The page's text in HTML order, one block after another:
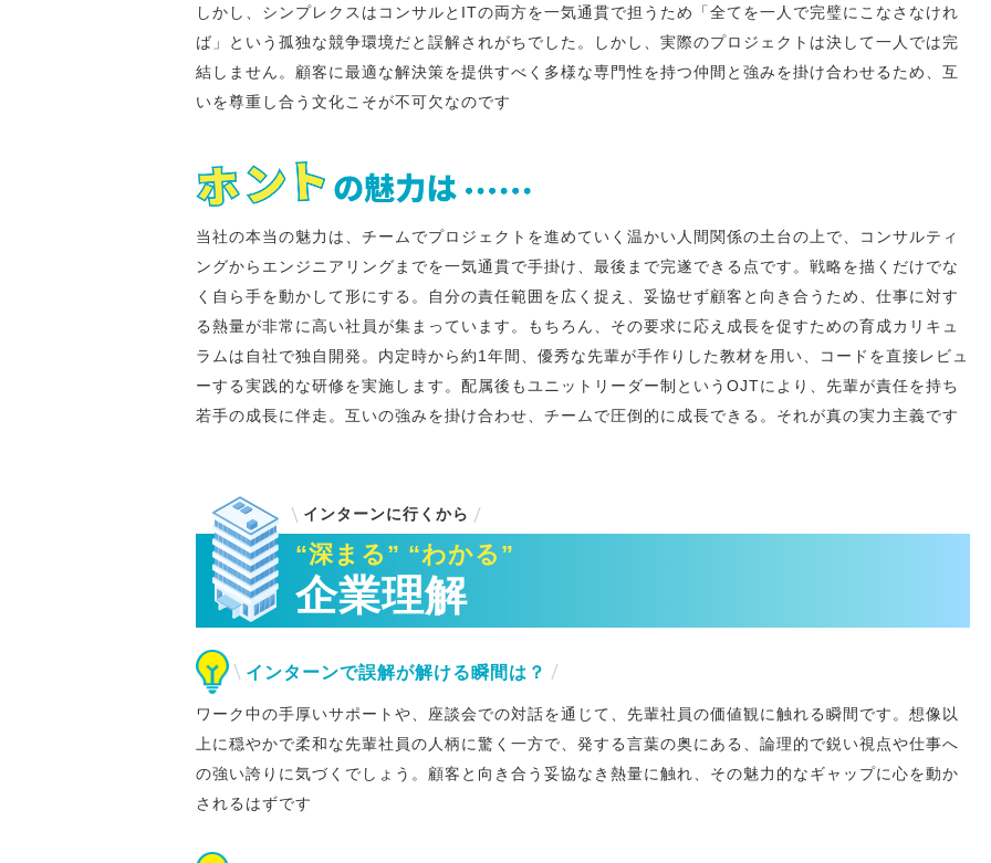
しかし、シンプレクスはコンサルとITの両方を一気通貫で担うため「全てを一人で完璧にこなさなけれ
ば」という孤独な競争環境だと誤解されがちでした。しかし、実際のプロジェクトは決して一人では完
結しません。顧客に最適な解決策を提供すべく多様な専門性を持つ仲間と強みを掛け合わせるため、互
いを尊重し合う文化こそが不可欠なのです
当社の本当の魅力は、チームでプロジェクトを進めていく温かい人間関係の土台の上で、コンサルティ
ングからエンジニアリングまでを一気通貫で手掛け、最後まで完遂できる点です。戦略を描くだけでな
く自ら手を動かして形にする。自分の責任範囲を広く捉え、妥協せず顧客と向き合うため、仕事に対す
る熱量が非常に高い社員が集まっています。もちろん、その要求に応え成長を促すための育成カリキュ
ラムは自社で独自開発。内定時から約1年間、優秀な先輩が手作りした教材を用い、コードを直接レビュ
ーする実践的な研修を実施します。配属後もユニットリーダー制というOJTにより、先輩が責任を持ち
若手の成長に伴走。互いの強みを掛け合わせ、チームで圧倒的に成長できる。それが真の実力主義です
インターンに行くから
“深まる” “わかる”
企業理解
インターンで誤解が解ける瞬間は？
ワーク中の手厚いサポートや、座談会での対話を通じて、先輩社員の価値観に触れる瞬間です。想像以
上に穏やかで柔和な先輩社員の人柄に驚く一方で、発する言葉の奥にある、論理的で鋭い視点や仕事へ
の強い誇りに気づくでしょう。顧客と向き合う妥協なき熱量に触れ、その魅力的なギャップに心を動か
されるはずです